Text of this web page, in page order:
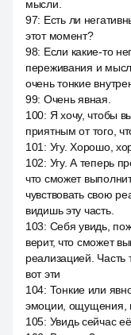
мысли.
97: Есть ли
этот момент?
98: Если какие-то
переживания и
очень тонкие
99: Очень явная.
100: Я хочу, чтобы
приятным от того,
101 : Угу. Хорошо,
102: Угу. А теперь
что сможет
чувствовать свою
видишь эту часть.
103: Себя увидь,
верит, что сможет
реализацией. Часть
вот эти
104: Тонкие или
эмоции, ощущения,
105: Увидь сейчас её.